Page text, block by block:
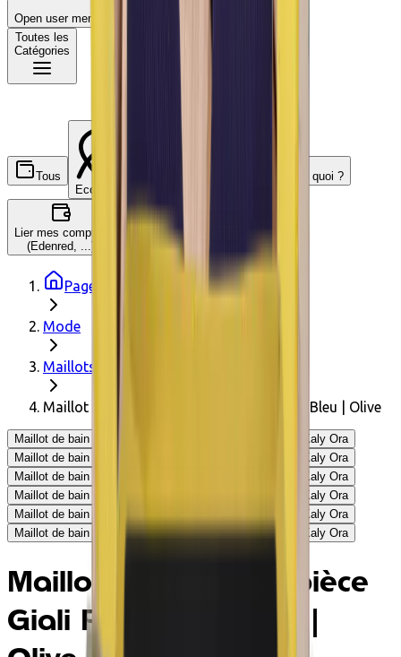
Open user menu
Panier
Toutes les
Catégories
Tous
Ecochèques
Chèques-cadeaux
C'est quoi ?
Lier mes comptes
(Edenred, ...)
Page d'accueil
Mode
Maillots de bain
Maillot de bain une-pièce Giali Réversible Bleu | Olive
Maillot de bain une-pièce Giali Réversible Bleu | Olive - Kaly Ora
Maillot de bain une-pièce Giali Réversible Bleu | Olive - Kaly Ora
Maillot de bain une-pièce Giali Réversible Bleu | Olive - Kaly Ora
Maillot de bain une-pièce Giali Réversible Bleu | Olive - Kaly Ora
Maillot de bain une-pièce Giali Réversible Bleu | Olive - Kaly Ora
Maillot de bain une-pièce Giali Réversible Bleu | Olive - Kaly Ora
Maillot de bain une-pièce
Giali Réversible Bleu |